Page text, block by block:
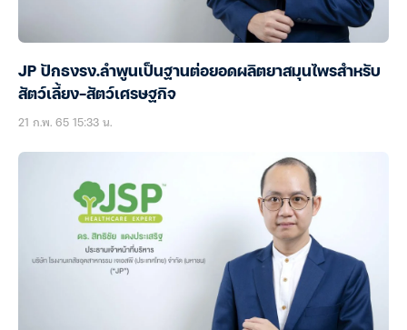
JP ปักธงรง.ลำพูนเป็นฐานต่อยอดผลิตยาสมุนไพรสำหรับ
สัตว์เลี้ยง-สัตว์เศรษฐกิจ
21 ก.พ. 65 15:33 น.